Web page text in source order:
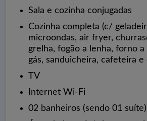
Sala e cozinha conjugadas
Cozinha completa (c/
microondas, air fryer,
grelha, fogão a lenha, forno a
gás, sanduicheira, cafeteira
TV
Internet Wi-Fi
02 banheiros (sendo 01 suíte)